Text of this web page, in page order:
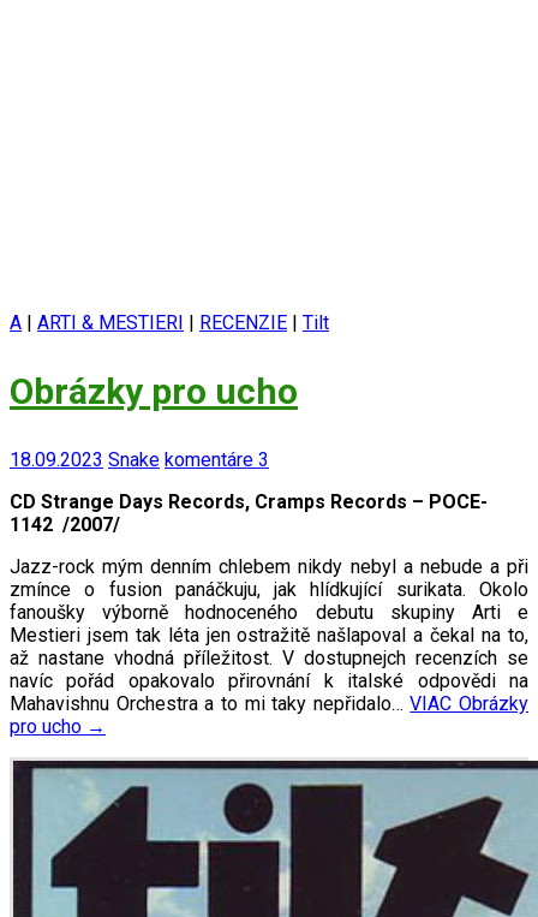
A | ARTI & MESTIERI | RECENZIE | Tilt
Obrázky pro ucho
18.09.2023 Snake komentáre 3
CD Strange Days Records, Cramps Records – POCE-
1142 /2007/
Jazz-rock mým denním chlebem nikdy nebyl a nebude a při
zmínce o fusion panáčkuju, jak hlídkující surikata. Okolo
fanoušky výborně hodnoceného debutu skupiny Arti e
Mestieri jsem tak léta jen ostražitě našlapoval a čekal na to,
až nastane vhodná příležitost. V dostupnejch recenzích se
navíc pořád opakovalo přirovnání k italské odpovědi na
Mahavishnu Orchestra a to mi taky nepřidalo…VIAC Obrázky
pro ucho →